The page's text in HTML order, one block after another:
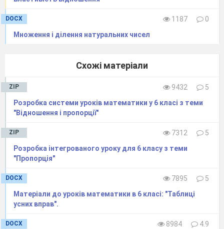
DOCX 1187
0
Множення і ділення натуральних чисел
Схожі матеріали
ZIP 9432
5
Розробка системи уроків математики у 6 класі з теми
"Відношення і пропорції"
ZIP 7312
5
Розробка інтегрованого уроку для 6 класу з теми
"Пропорція"
DOCX 7895
5
Матеріали до уроків математики в 6 класі: "Таблиці
усних вправ".
DOCX 8984
4.9